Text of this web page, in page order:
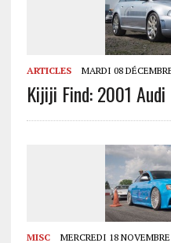
ARTICLES MARDI 08
Kijiji Find: 2001
MISC MERCREDI 18